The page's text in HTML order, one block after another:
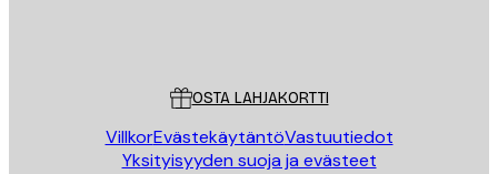
OSTA LAHJAKORTTI
VillkorEvästekäytäntöVastuutiedot
Yksityisyyden suoja ja evästeet